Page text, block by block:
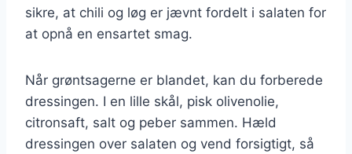
sikre, at chili og løg er jævnt fordelt i salaten for
at opnå en ensartet smag.
Når grøntsagerne er blandet, kan du forberede
dressingen. I en lille skål, pisk olivenolie,
citronsaft, salt og peber sammen. Hæld
dressingen over salaten og vend forsigtigt, så